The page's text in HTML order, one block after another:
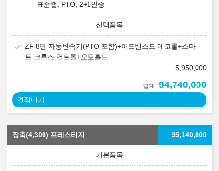
표준캡, PTO, 2+1인승
ZF 8단 자동변속기(PTO 포함)+어드밴스드 에코롤+스마
트 크루즈 컨트롤+오토홀드
5,950,000
합계 94,740,000
견적내기
장축(4,300) 프레스티지 95,140,000